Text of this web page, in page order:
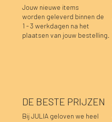
Jouw nieuwe items
worden geleverd binnen de
1 - 3 werkdagen na het
plaatsen van jouw bestelling.
DE BESTE PRIJZEN
Bij JULIA geloven we heel